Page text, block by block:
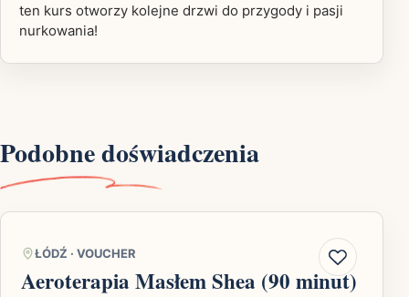
ten kurs otworzy kolejne drzwi do przygody i pasji
nurkowania!
Podobne doświadczenia
ŁÓDŹ · VOUCHER
Aeroterapia Masłem Shea (90 minut)